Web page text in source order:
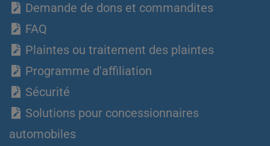
Demande de dons et commandites
FAQ
Plaintes ou traitement des plaintes
Programme d'affiliation
Sécurité
Solutions pour concessionnaires
automobiles